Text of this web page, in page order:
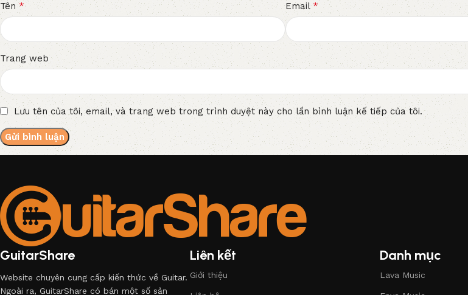
Tên* Email*
Trang web
Lưu tên của tôi, email, và trang web trong trình duyệt này cho lần bình luận kế tiếp của tôi.
GuitarShare
Website chuyên cung cấp kiến thức về Guitar.
Ngoài ra, GuitarShare có bán một số sản
Liên kết
Giới thiệu
Danh mục
Lava Music